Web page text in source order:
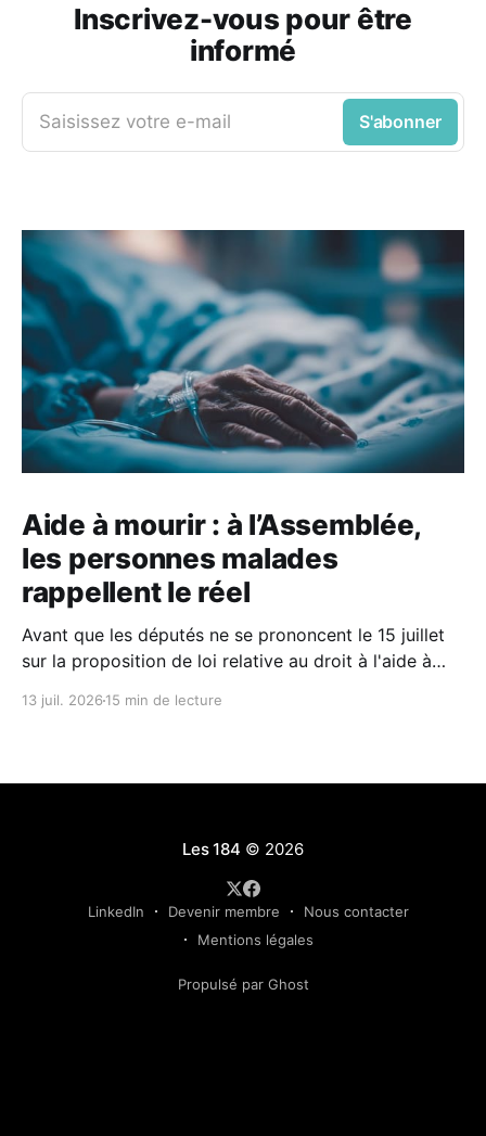
Inscrivez-vous pour être
informé
Saisissez votre e-mail S'abonner
Aide à mourir : à l’Assemblée,
les personnes malades
rappellent le réel
Avant que les députés ne se prononcent le 15 juillet
sur la proposition de loi relative au droit à l'aide à
nationale par le député Stéphane Delautrette a donné
13 juil. 2026 15 min de lecture
Les 184 © 2026
LinkedIn Devenir membre
Nous contacter
Mentions légales
Propulsé par Ghost